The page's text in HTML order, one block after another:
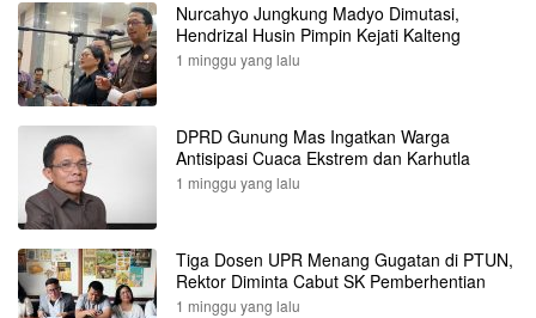
Nurcahyo Jungkung Madyo Dimutasi,
Hendrizal Husin Pimpin Kejati Kalteng
1 minggu yang lalu
DPRD Gunung Mas Ingatkan Warga
Antisipasi Cuaca Ekstrem dan Karhutla
1 minggu yang lalu
Tiga Dosen UPR Menang Gugatan di PTUN,
Rektor Diminta Cabut SK Pemberhentian
1 minggu yang lalu